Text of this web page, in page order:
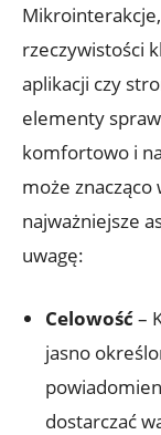
rzeczywistości
aplikacji czy
elementy
komfortowo i
może znacząco
najważniejsze
uwagę:
Celowość–
jasno
dostarczać